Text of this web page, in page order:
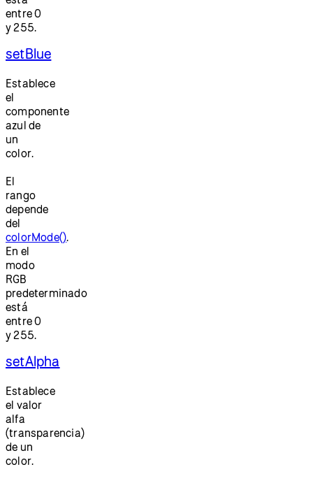
entre 0
y 255.
setBlue
Establece
el
componente
azul de
un
color.
El
rango
depende
del
colorMode()
En el
modo
RGB
predeterminado
está
entre 0
y 255.
setAlpha
Establece
el valor
alfa
(transparencia)
de un
color.